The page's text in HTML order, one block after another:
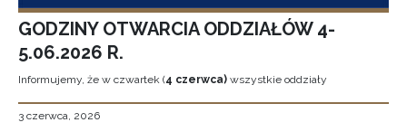
GODZINY OTWARCIA ODDZIAŁÓW 4-
5.06.2026 R.
Informujemy, że w czwartek (4 czerwca) wszystkie oddziały
3 czerwca, 2026